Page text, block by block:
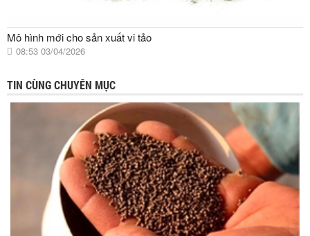
Mô hình mới cho sản xuất vi tảo
08:53 03/04/2026
TIN CÙNG CHUYÊN MỤC